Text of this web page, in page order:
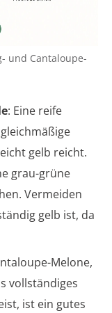
und Cantaloupe-
: Eine reife
gelb reicht.
grau-grüne
Vermeiden
gelb ist, da
Melone,
vollständiges
ist ein gutes